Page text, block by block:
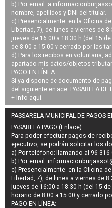
b) Por email: a
nombre, apellidos y DNI del titular.
c) Presencialmente: en la Oficina
Libertad, 7), de lunes a viernes de
jueves de 16:00 a 18:30 h (del 15
de 8:00 a 15:00 y cerrado por las
d) Para los recibos en voluntaria,
apartado mis datos/objetos
PAGO EN LÍNEA:
Si ya dispone de documento de
del siguiente enlace: PASARELA DE
+ Info aquí.
PASSARELA MUNICIPAL DE PAGOS
PASARELA PAGO (Enlace)
Para poder efectuar pagos de
ejecutivo, se podrán solicitar los
a) Por teléfono: llamando al 96 316
b) Por email:
c) Presencialmente: en la Oficina
Libertad, 7), de lunes a viernes de
jueves de 16:00 a 18:30 h (del 15
horario de 8:00 a 15:00 y cerrado
PAGO EN LÍNEA: